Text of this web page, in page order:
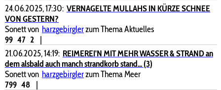
24.06.2025, 17:30: VERNAGELTE MULLAHS IN KÜRZE SCHNEE
VON GESTERN?
Sonett von harzgebirglerzum Thema Aktuelles
99 47 2
|
21.06.2025, 14:19: REIMEREI'N MIT MEHR WASSER & STRAND an
dem alsbald auch manch strandkorb stand... (3)
Sonett von harzgebirglerzum Thema Meer
799 48
|